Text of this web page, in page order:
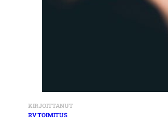
KIRJOITTANUT
RV TOIMITUS